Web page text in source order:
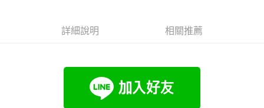
2.付款方式選擇「大哥付你分期」，訂單成立後會自動跳轉到大哥付的交易
4.訂單成立30分鐘內，如未前往確認交易或遇審核未通過，訂單將自動取
消。如遇「轉專審核」未通過狀況，表示未達大哥付你分期系統評分，恕無
１．簡單：不需註冊會員、不需綁卡、不需儲值。
２．便利：只要手機號碼，簡訊認證，即可結帳。
３．安心：先確認商品／服務後，再付款。
「Hami Point」為中華電信所提供之點數服務，可於會員專區綁定中華電信
會員帳號後，即可在購物車使用 Hami Point 折抵消費金額 (1點等於1元)。
詳細說明 相關推薦